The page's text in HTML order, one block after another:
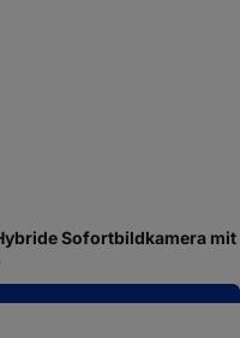
Sofortbildkamera mit